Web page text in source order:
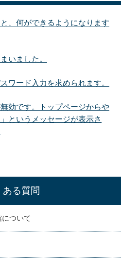
、何ができるようになります
いました。
ワード入力を求められます。
効です。トップページからや
というメッセージが表示さ
ある質問
ついて